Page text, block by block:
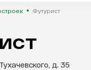
Футурист
д. 35